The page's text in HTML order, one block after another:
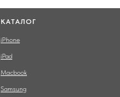
КАТАЛОГ
iPhone
iPad
Macbook
Samsung